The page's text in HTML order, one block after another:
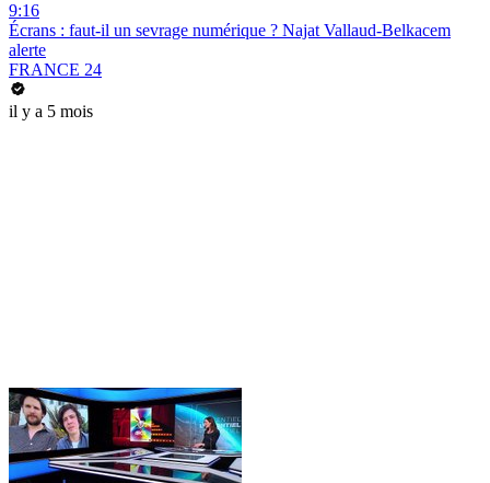
9:16
Écrans : faut-il un sevrage numérique ? Najat Vallaud-Belkacem
alerte
FRANCE 24
il y a 5 mois